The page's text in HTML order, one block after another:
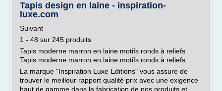
Tapis design en laine - inspiration-
luxe.com
Suivant
1 - 48 sur 245 produits
Tapis moderne marron en laine motifs ronds à reliefs
Tapis moderne marron en laine motifs ronds à reliefs
La marque "Inspiration Luxe Editions" vous assure de
trouver le meilleur rapport qualité prix avec une exigence
haut de gamme dans la fabrication de nos produits et